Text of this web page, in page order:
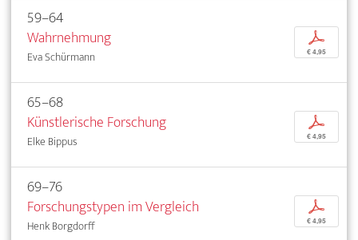
59–64
Wahrnehmung
Eva Schürmann
p
€ 4,95
65–68
Künstlerische Forschung
Elke Bippus
p
€ 4,95
69–76
Forschungstypen im Vergleich
Henk Borgdorff
p
€ 4,95